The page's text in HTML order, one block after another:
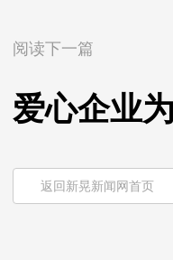
阅读下一篇
爱心企业
返回新晃新闻网首页